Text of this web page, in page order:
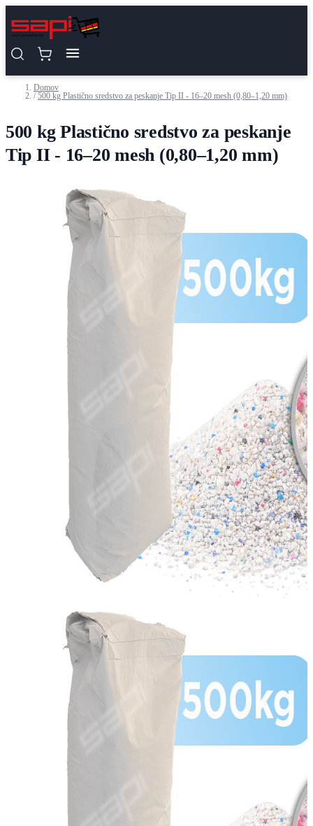
Domov
/ 500 kg Plastično sredstvo za peskanje Tip II - 16–20 mesh (0,80–1,20 mm)
500 kg Plastično sredstvo za peskanje
Tip II - 16–20 mesh (0,80–1,20 mm)